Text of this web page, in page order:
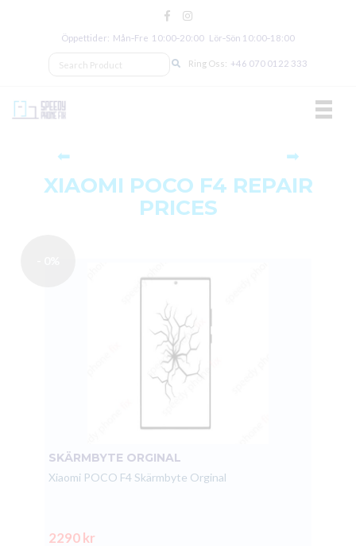
Öppettider: Mån‑Fre 10:00‑20:00 Lör‑Sön 10:00‑18:00
Ring Oss: +46 070 0122 333
⬅ ➡
XIAOMI POCO F4 REPAIR
PRICES
SKÄRMBYTE ORGINAL
Xiaomi POCO F4 Skärmbyte Orginal
2290 kr